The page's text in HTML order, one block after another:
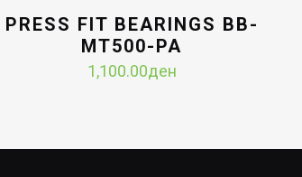
PRESS FIT BEARINGS BB-
MT500-PA
1,100.00ден